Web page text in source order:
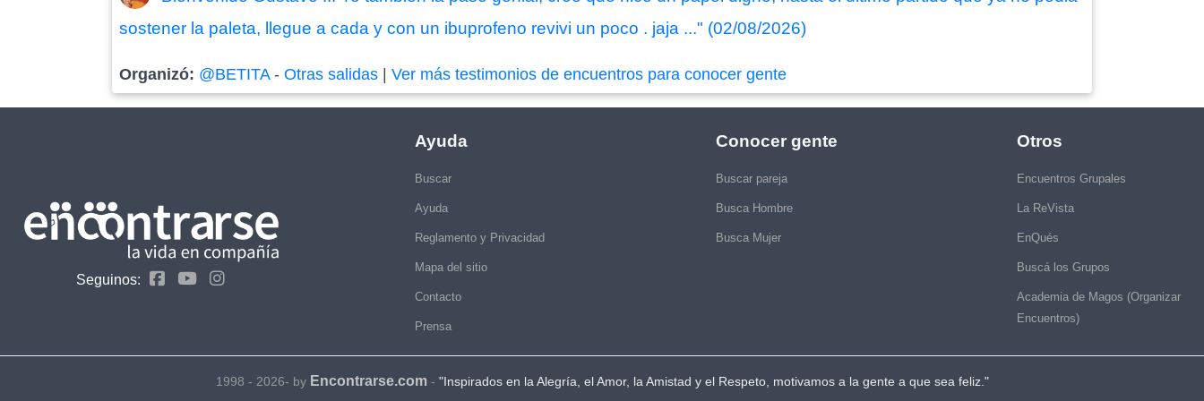
sostener la paleta, llegue a cada y con un ibuprofeno revivi un poco . jaja ..." (02/08/2026)
Organizó: @BETITA-Otras salidas |Ver más testimonios de encuentros para conocer gente
Seguinos:
Ayuda
Buscar
Ayuda
Reglamento y Privacidad
Mapa del sitio
Contacto
Prensa
Conocer gente
Buscar pareja
Busca Hombre
Busca Mujer
Otros
Encuentros Grupales
La ReVista
EnQués
Buscá los Grupos
Academia de Magos (Organizar
Encuentros)
1998 - 2026- by Encontrarse.com- "Inspirados en la Alegría, el Amor, la Amistad y el Respeto, motivamos a la gente a que sea feliz."